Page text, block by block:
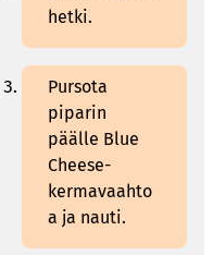
hetki.
Pursota
piparin
päälle Blue
Cheese-
kermavaahto
a ja nauti.